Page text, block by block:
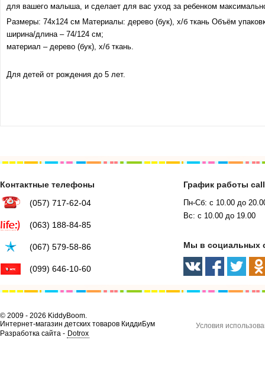
для вашего малыша, и сделает для вас уход за ребенком
Размеры: 74х124 см Материалы: дерево (бук), х/б ткань Объём
ширина/длина – 74/124 см;
материал – дерево (бук), х/б ткань.
Для детей от рождения до 5 лет.
Контактные телефоны
(057) 717-62-04
(063) 188-84-85
(067) 579-58-86
(099) 646-10-60
График работы
Пн-Сб: с 10.00 до
Вс: с 10.00 до 19.00
Мы в социальных
© 2009 - 2026 KiddyBoom.
Интернет-магазин детских товаров КиддиБум
Разработка сайта - Dotrox
Условия